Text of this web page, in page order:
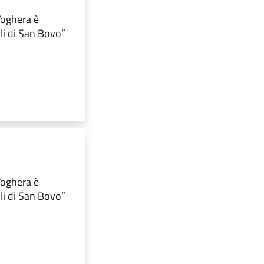
è
di San Bovo”
è
di San Bovo”